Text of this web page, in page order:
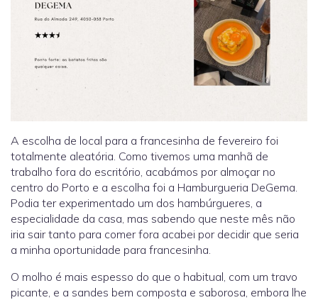
A escolha de local para a francesinha de fevereiro foi
totalmente aleatória. Como tivemos uma manhã de
trabalho fora do escritório, acabámos por almoçar no
centro do Porto e a escolha foi a Hamburgueria DeGema.
Podia ter experimentado um dos hambúrgueres, a
especialidade da casa, mas sabendo que neste mês não
iria sair tanto para comer fora acabei por decidir que seria
a minha oportunidade para francesinha.
O molho é mais espesso do que o habitual, com um travo
picante, e a sandes bem composta e saborosa, embora lhe